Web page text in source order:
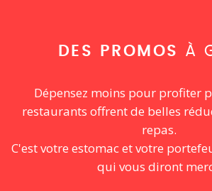
DES PROMOS À
Dépensez moins pour profiter
restaurants offrent de belles
repas.
C'est votre estomac et votre
qui vous diront